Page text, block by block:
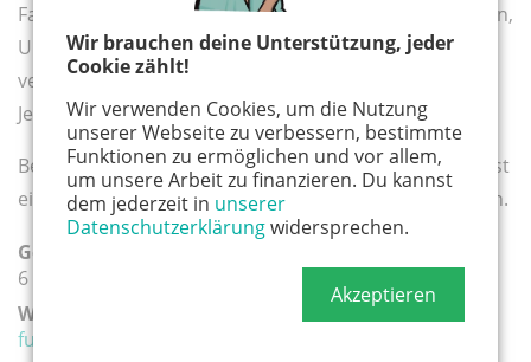
Wir brauchen deine Unterstützung, jeder
Cookie zählt!
Wir verwenden Cookies, um die Nutzung
unserer Webseite zu verbessern, bestimmte
Funktionen zu ermöglichen und vor allem,
um unsere Arbeit zu finanzieren. Du kannst
dem jederzeit in unserer
Datenschutzerklärungwidersprechen.
Akzeptieren
Fahrtzeit und Einkaufszeit kosten 200 Euro. Spritkosten,
Umsatzsteuer und Materialkosten werden extra
verrechnet.
Jede weitere halbe Stunde kostet 66 Euro.
Bei einer Buchung erhalten Sie einen Vertrag und es ist
eine Anzahlung von 50% plus Materialkosten zu leisten.
Geeignete Altersgruppe(n):
6 - 10 Jahre
Weiterführender Link:
funnyfanilla.de/